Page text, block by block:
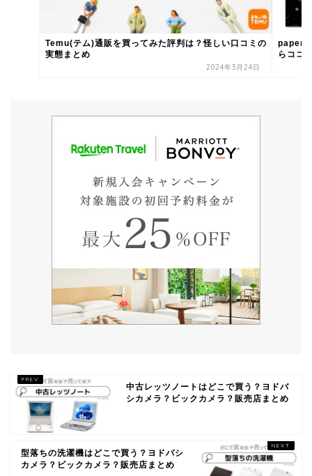
Temu(テム)通販を買ってみた評判は？怪しい口コミの
実態まとめ
2024年3月24日
paper
らココ
中古レッツノートはどこで買う？ヨドバ
シカメラ？ビックカメラ？販売店まとめ
型落ちの洗濯機はどこで買う？ヨドバシ
カメラ？ビックカメラ？販売店まとめ